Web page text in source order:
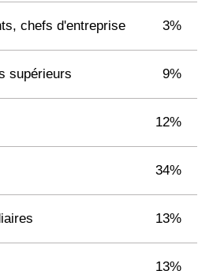
chefs d'entreprise 3%
supérieurs 9%
12%
34%
13%
13%